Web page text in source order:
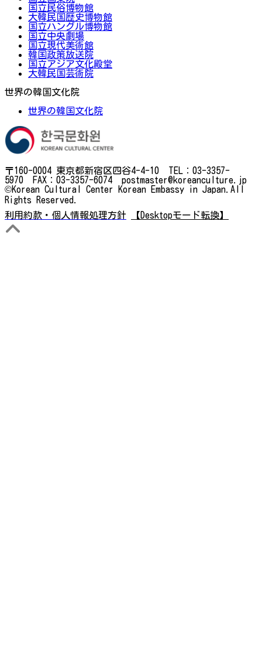
国立民俗博物館
大韓民国歴史博物館
国立ハングル博物館
国立中央劇場
国立現代美術館
韓国政策放送院
国立アジア文化殿堂
大韓民国芸術院
世界の韓国文化院
世界の韓国文化院
〒160-0004 東京都新宿区四谷4-4-10 TEL：03-3357-
5970 FAX：03-3357-6074 postmaster@koreanculture.jp
©Korean Cultural Center Korean Embassy in Japan.All
Rights Reserved.
利用約款・個人情報処理方針
【Desktopモード転換】